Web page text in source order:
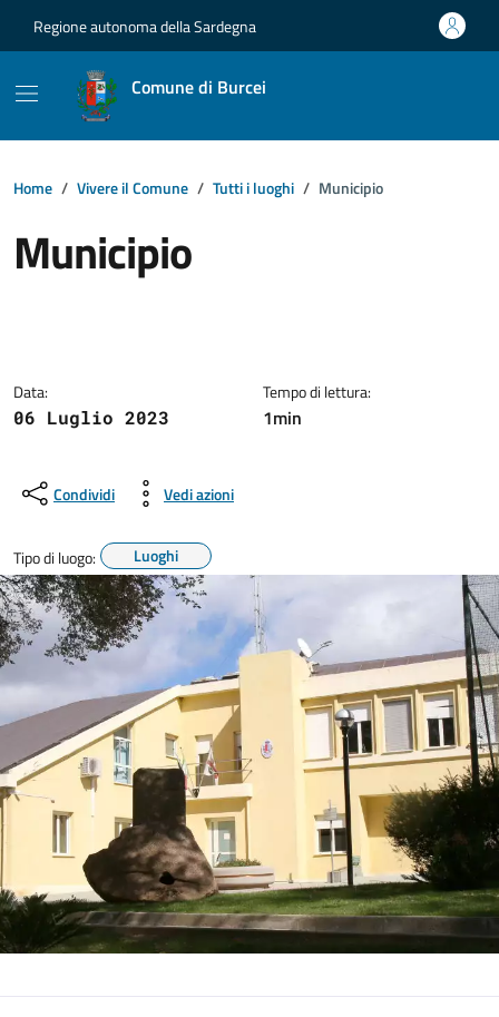
Regione autonoma della Sardegna
Comune di Burcei
Home Vivere il Comune Tutti i luoghi Municipio
Municipio
Data:
06 Luglio 2023
Tempo di lettura:
1min
Condividi Vedi azioni
Tipo di luogo: Luoghi